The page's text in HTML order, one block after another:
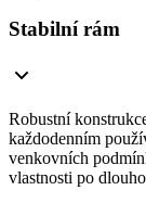
Stabilní rám
Robustní
každodenním
venkovních
vlastnosti po